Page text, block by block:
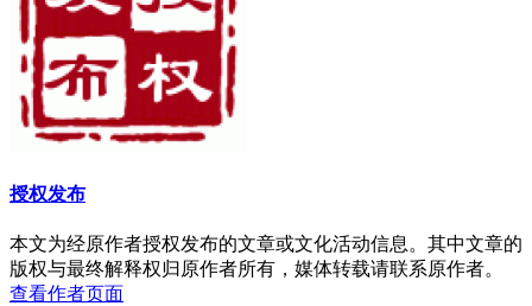
授权发布
本文为经原作者授权发布的文章或文化活动信息。其中文章的
版权与最终解释权归原作者所有，媒体转载请联系原作者。
查看作者页面